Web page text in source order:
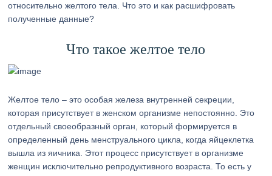
относительно желтого тела. Что это и как расшифровать
полученные данные?
Что такое желтое тело
Желтое тело – это особая железа внутренней секреции,
которая присутствует в женском организме непостоянно. Это
отдельный своеобразный орган, который формируется в
определенный день менструального цикла, когда яйцеклетка
вышла из яичника. Этот процесс присутствует в организме
женщин исключительно репродуктивного возраста. То есть у